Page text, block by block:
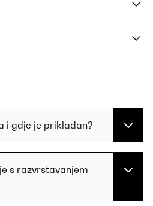
i gdje je prikladan?
s razvrstavanjem